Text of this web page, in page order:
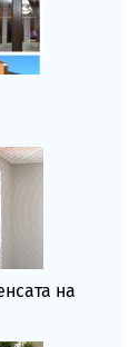
на